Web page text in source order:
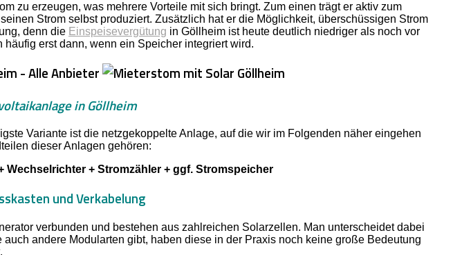
zu erzeugen, was mehrere Vorteile mit sich bringt. Zum einen trägt er aktiv zum
Strom selbst produziert. Zusätzlich hat er die Möglichkeit, überschüssigen Strom
denn die Einspeisevergütung in Göllheim ist heute deutlich niedriger als noch vor
erst dann, wenn ein Speicher integriert wird.
in Göllheim
Variante ist die netzgekoppelte Anlage, auf die wir im Folgenden näher eingehen
dieser Anlagen gehören:
+ Stromzähler + ggf. Stromspeicher
und Verkabelung
verbunden und bestehen aus zahlreichen Solarzellen. Man unterscheidet dabei
andere Modularten gibt, haben diese in der Praxis noch keine große Bedeutung